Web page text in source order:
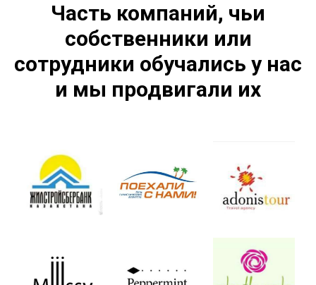
Часть компаний, чьи
собственники или
сотрудники обучались у нас
и мы продвигали их